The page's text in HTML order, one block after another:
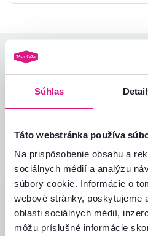
Súhlas
Táto webstránka používa
Na prispôsobenie obsahu a
sociálnych médií a analýzu
súbory cookie. Informácie o
webové stránky, poskytujeme
oblasti sociálnych médií,
môžu príslušné informácie
Hodnotenia produktu
4,9
Jednoduchosť
Zabalenie
O
Oľga G.
17.12.2025, Martin,
Slovensko